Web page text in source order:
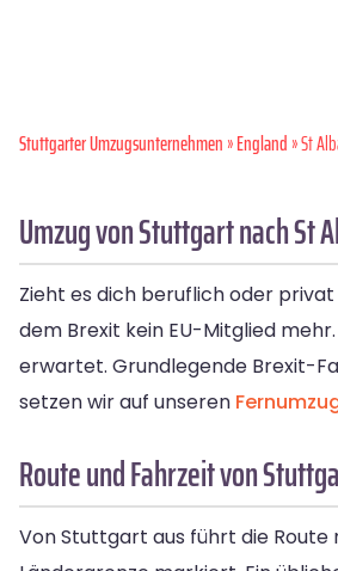
Stuttgarter Umzugsunternehmen»England» St
Umzug von Stuttgart nach St
Zieht es dich beruflich oder
dem Brexit kein EU-Mitglied
erwartet. Grundlegende Brexit-
setzen wir auf unseren
Route und Fahrzeit von
Von Stuttgart aus führt die